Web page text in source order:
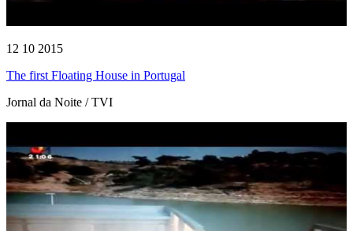
12 10 2015
The first Floating House in Portugal
Jornal da Noite / TVI